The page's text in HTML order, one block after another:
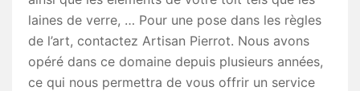
laines de verre, … Pour une pose dans les règles
de l’art, contactez Artisan Pierrot. Nous avons
opéré dans ce domaine depuis plusieurs années,
ce qui nous permettra de vous offrir un service